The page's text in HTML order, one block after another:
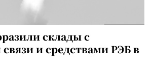
склады с
и средствами РЭБ в